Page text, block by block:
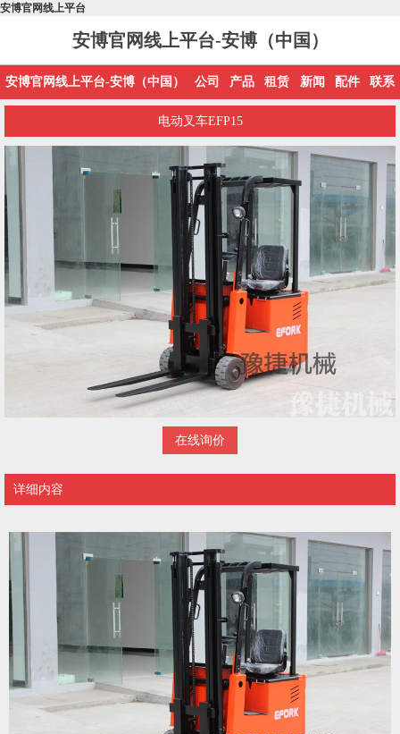
安博官网线上平台
安博官网线上平台-安博（中国）
安博官网线上平台-安博（中国） 公司 产品 租赁 新闻 配件 联系
电动叉车EFP15
在线询价
详细内容